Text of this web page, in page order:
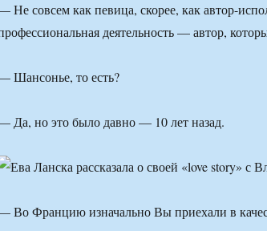
Не совсем как певица, скорее, как автор-
деятельность — автор,
Шансонье, то есть?
Да, но это было давно — 10 лет назад.
Во Францию изначально Вы приехали в